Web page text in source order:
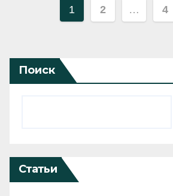
Пагинация
1 2 … 4
Поиск
Статьи